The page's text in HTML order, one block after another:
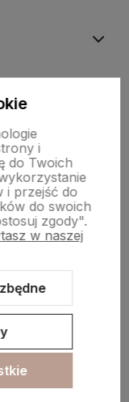
i
do Twoich
i przejść do
do swoich
zgody".
w naszej